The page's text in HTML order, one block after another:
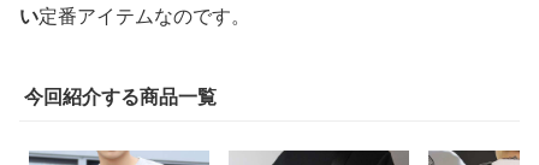
い定番アイテムなのです。
今回紹介する商品一覧